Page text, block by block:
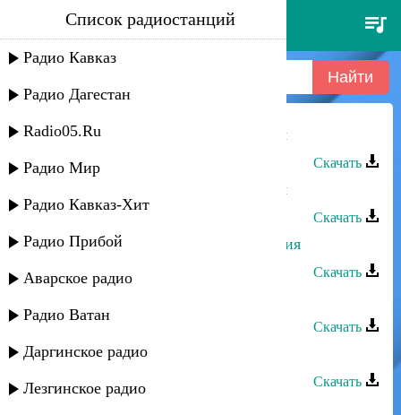
юлдуз топаева - с днем
рождения
Список радиостанций
Радио Кавказ
Радио Дагестан
Radio05.Ru
Радио Мир
Радио Кавказ-Хит
Радио Прибой
Аварское радио
Радио Ватан
Даргинское радио
Лезгинское радио
Юлдуз Топаева - С днем рождения
Скачать
Юлдуз Топаева - С днем рождения
Скачать
Габибат Буттаева - С днем рождения
Скачать
Скачать
Юлдуз Топаева - Кара чай
Скачать